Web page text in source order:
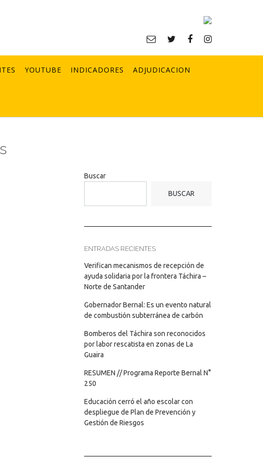
YOUTUBE INDICADORES ADJUDICACION
Buscar
BUSCAR
ENTRADAS RECIENTES
Verifican mecanismos de recepción de
ayuda solidaria por la frontera Táchira –
Norte de Santander
Gobernador Bernal: Es un evento natural
de combustión subterránea de carbón
Bomberos del Táchira son reconocidos
por labor rescatista en zonas de La
Guaira
RESUMEN // Programa Reporte Bernal N°
250
Educación cerró el año escolar con
despliegue de Plan de Prevención y
Gestión de Riesgos